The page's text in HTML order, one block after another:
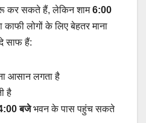
कर सकते हैं, लेकिन शाम6:00
लोगों के लिए बेहतर माना
साफ हैं:
आसान लगता है
है
बजेभवन के पास पहुंच सकते